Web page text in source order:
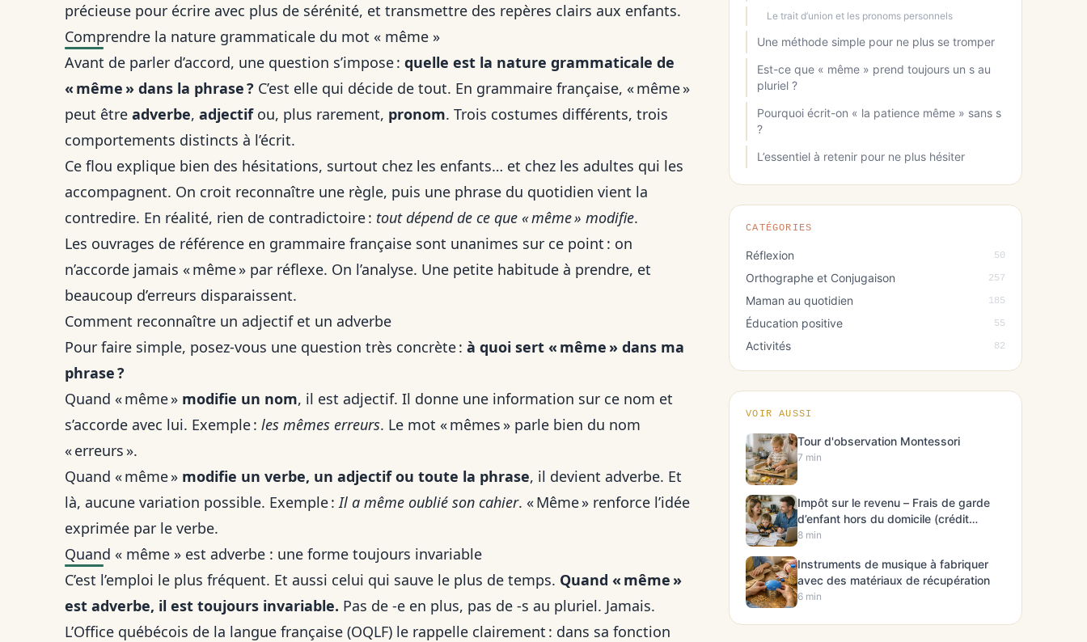
précieuse pour écrire avec plus de sérénité, et transmettre des repères clairs aux enfants.
Comprendre la nature grammaticale du mot « même »
Avant de parler d’accord, une question s’impose : quelle est la nature grammaticale de
« même » dans la phrase ? C’est elle qui décide de tout. En grammaire française, « même »
peut être adverbe, adjectifou, plus rarement, pronom. Trois costumes différents, trois
comportements distincts à l’écrit.
Ce flou explique bien des hésitations, surtout chez les enfants… et chez les adultes qui les
accompagnent. On croit reconnaître une règle, puis une phrase du quotidien vient la
contredire. En réalité, rien de contradictoire : tout dépend de ce que « même » modifie.
Les ouvrages de référence en grammaire française sont unanimes sur ce point : on
n’accorde jamais « même » par réflexe. On l’analyse. Une petite habitude à prendre, et
beaucoup d’erreurs disparaissent.
Comment reconnaître un adjectif et un adverbe
Pour faire simple, posez-vous une question très concrète : à quoi sert « même » dans ma
phrase ?
Quand « même » modifie un nom, il est adjectif. Il donne une information sur ce nom et
s’accorde avec lui. Exemple : les mêmes erreurs. Le mot « mêmes » parle bien du nom
« erreurs ».
Quand « même » modifie un verbe, un adjectif ou toute la phrase, il devient adverbe. Et
là, aucune variation possible. Exemple :Il a même oublié son cahier. « Même » renforce l’idée
exprimée par le verbe.
Quand « même » est adverbe : une forme toujours invariable
C’est l’emploi le plus fréquent. Et aussi celui qui sauve le plus de temps. Quand « même »
est adverbe, il est toujours invariable. Pas de -e en plus, pas de -s au pluriel. Jamais.
L’Office québécois de la langue française (OQLF) le rappelle clairement : dans sa fonction
Le trait d’union et les pronoms personnels
Une méthode simple pour ne plus se tromper
Est-ce que « même » prend toujours un s au
pluriel ?
Pourquoi écrit-on « la patience même » sans s
?
L’essentiel à retenir pour ne plus hésiter
CATÉGORIES
Réflexion 50
Orthographe et Conjugaison 257
Maman au quotidien 185
Éducation positive 55
Activités 82
VOIR AUSSI
Tour d'observation Montessori
7 min
Impôt sur le revenu – Frais de garde
d’enfant hors du domicile (crédit
d’impôt)
8 min
Instruments de musique à fabriquer
avec des matériaux de récupération
6 min